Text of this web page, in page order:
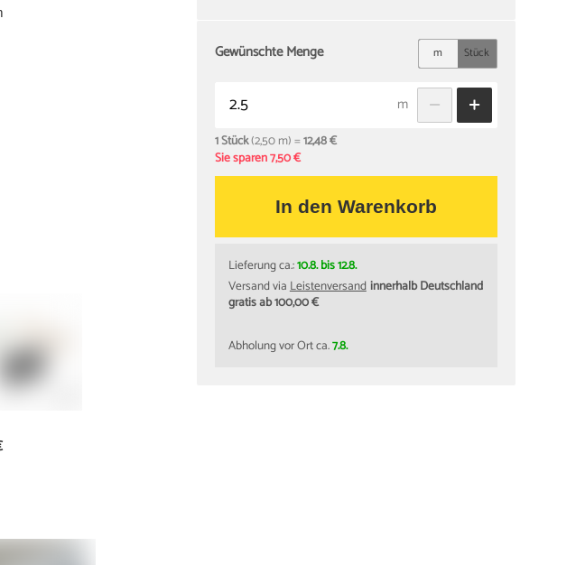
Gewünschte Menge m Stück
m
1 Stück(2,50 m) =12,48 €
Sie sparen 7,50 €
In den Warenkorb
Lieferung ca.:10.8. bis 12.8.
Versand viaLeistenversandinnerhalb Deutschland
gratis ab 100,00 €
Abholung vor Ort ca.7.8.